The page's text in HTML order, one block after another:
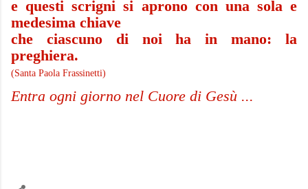
e questi scrigni si aprono con una sola e
medesima chiave
che ciascuno di noi ha in mano: la
preghiera.
(Santa Paola Frassinetti)
Entra ogni giorno nel Cuore di Gesù ...